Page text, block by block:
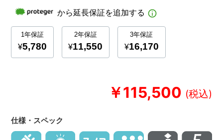
￥115,500
仕様・スペック